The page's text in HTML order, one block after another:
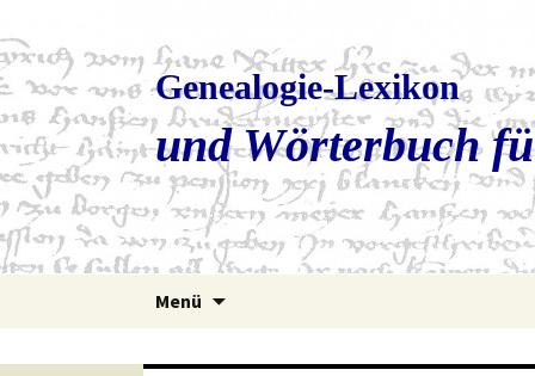
Genealogie-Lexikon
und Wörterbuch
Menü